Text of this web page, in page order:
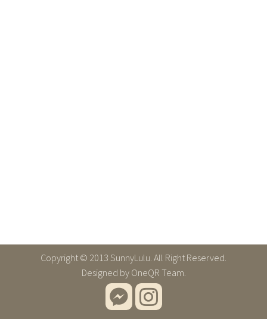
Copyright © 2013 SunnyLulu. All Right Reserved.
Designed by OneQR Team.